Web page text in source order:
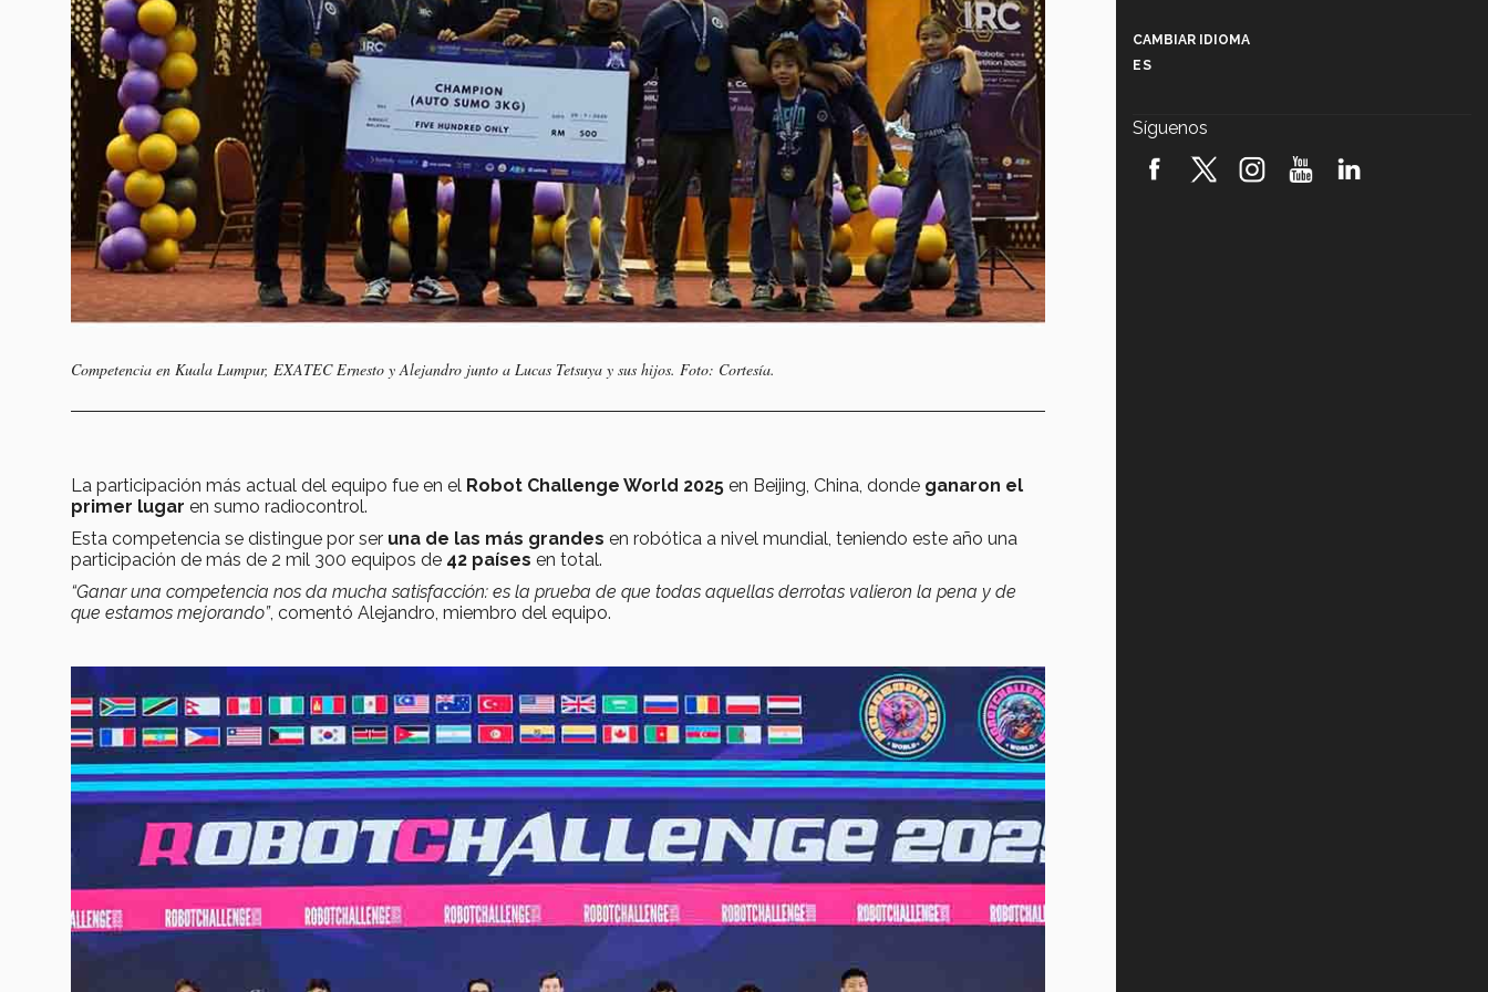
Competencia en Kuala Lumpur, EXATEC Ernesto y Alejandro junto a Lucas Tetsuya y sus hijos. Foto: Cortesía.
La participación más actual del equipo fue en el Robot Challenge World 2025 en Beijing, China, donde ganaron el
primer lugar en sumo radiocontrol.
Esta competencia se distingue por ser una de las más grandes en robótica a nivel mundial, teniendo este año una
participación de más de 2 mil 300 equipos de 42 países en total.
“Ganar una competencia nos da mucha satisfacción: es la prueba de que todas aquellas derrotas valieron la pena y de
que estamos mejorando”, comentó Alejandro, miembro del equipo.
robótica FIRST 2026! (video)
CAMBIAR IDIOMA
ES
Síguenos